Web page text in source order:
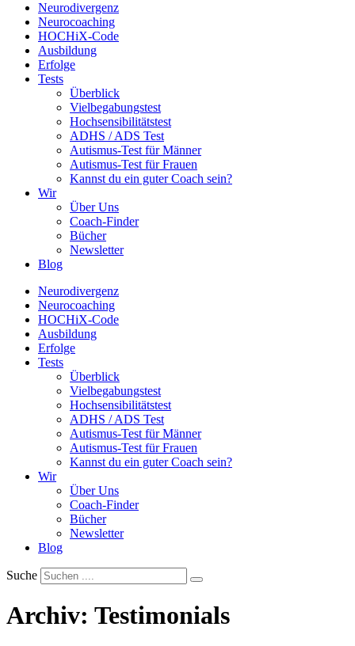
Neurodivergenz
Neurocoaching
HOCHiX-Code
Ausbildung
Erfolge
Tests
Überblick
Vielbegabungstest
Hochsensibilitätstest
ADHS / ADS Test
Autismus-Test für Männer
Autismus-Test für Frauen
Kannst du ein guter Coach sein?
Wir
Über Uns
Coach-Finder
Bücher
Newsletter
Blog
Neurodivergenz
Neurocoaching
HOCHiX-Code
Ausbildung
Erfolge
Tests
Überblick
Vielbegabungstest
Hochsensibilitätstest
ADHS / ADS Test
Autismus-Test für Männer
Autismus-Test für Frauen
Kannst du ein guter Coach sein?
Wir
Über Uns
Coach-Finder
Bücher
Newsletter
Blog
Suche
Archiv: Testimonials